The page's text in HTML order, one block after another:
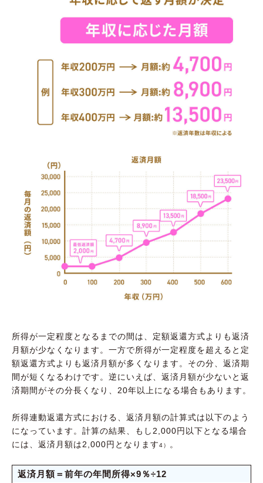
所得が一定程度となるまでの間は、定額返還方式よりも返済
月額が少なくなります。一方で所得が一定程度を超えると定
額返還方式よりも返済月額が多くなります。その分、返済期
間が短くなるわけです。逆にいえば、返済月額が少ないと返
済期間がその分長くなり、20年以上になる場合もあります。
所得連動返還方式における、返済月額の計算式は以下のよう
になっています。計算の結果、もし2,000円以下となる場合
には、返済月額は2,000円となります4） 。
返済月額＝前年の年間所得×9％÷12